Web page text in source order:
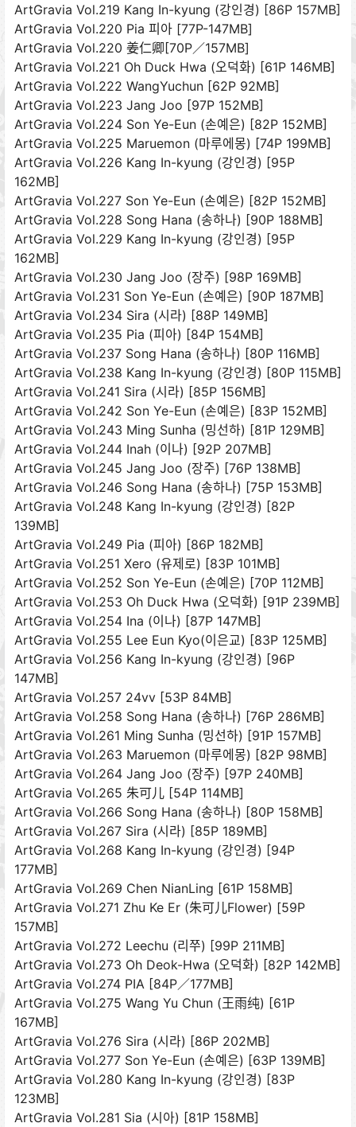
ArtGravia Vol.219 Kang In-kyung (강인경) [86P 157MB]
ArtGravia Vol.220 Pia 피아 [77P-147MB]
ArtGravia Vol.220 姜仁卿[70P／157MB]
ArtGravia Vol.221 Oh Duck Hwa (오덕화) [61P 146MB]
ArtGravia Vol.222 WangYuchun [62P 92MB]
ArtGravia Vol.223 Jang Joo [97P 152MB]
ArtGravia Vol.224 Son Ye-Eun (손예은) [82P 152MB]
ArtGravia Vol.225 Maruemon (마루에몽) [74P 199MB]
ArtGravia Vol.226 Kang In-kyung (강인경) [95P
162MB]
ArtGravia Vol.227 Son Ye-Eun (손예은) [82P 152MB]
ArtGravia Vol.228 Song Hana (송하나) [90P 188MB]
ArtGravia Vol.229 Kang In-kyung (강인경) [95P
162MB]
ArtGravia Vol.230 Jang Joo (장주) [98P 169MB]
ArtGravia Vol.231 Son Ye-Eun (손예은) [90P 187MB]
ArtGravia Vol.234 Sira (시라) [88P 149MB]
ArtGravia Vol.235 Pia (피아) [84P 154MB]
ArtGravia Vol.237 Song Hana (송하나) [80P 116MB]
ArtGravia Vol.238 Kang In-kyung (강인경) [80P 115MB]
ArtGravia Vol.241 Sira (시라) [85P 156MB]
ArtGravia Vol.242 Son Ye-Eun (손예은) [83P 152MB]
ArtGravia Vol.243 Ming Sunha (밍선하) [81P 129MB]
ArtGravia Vol.244 Inah (이나) [92P 207MB]
ArtGravia Vol.245 Jang Joo (장주) [76P 138MB]
ArtGravia Vol.246 Song Hana (송하나) [75P 153MB]
ArtGravia Vol.248 Kang In-kyung (강인경) [82P
139MB]
ArtGravia Vol.249 Pia (피아) [86P 182MB]
ArtGravia Vol.251 Xero (유제로) [83P 101MB]
ArtGravia Vol.252 Son Ye-Eun (손예은) [70P 112MB]
ArtGravia Vol.253 Oh Duck Hwa (오덕화) [91P 239MB]
ArtGravia Vol.254 Ina (이나) [87P 147MB]
ArtGravia Vol.255 Lee Eun Kyo(이은교) [83P 125MB]
ArtGravia Vol.256 Kang In-kyung (강인경) [96P
147MB]
ArtGravia Vol.257 24vv [53P 84MB]
ArtGravia Vol.258 Song Hana (송하나) [76P 286MB]
ArtGravia Vol.261 Ming Sunha (밍선하) [91P 157MB]
ArtGravia Vol.263 Maruemon (마루에몽) [82P 98MB]
ArtGravia Vol.264 Jang Joo (장주) [97P 240MB]
ArtGravia Vol.265 朱可儿 [54P 114MB]
ArtGravia Vol.266 Song Hana (송하나) [80P 158MB]
ArtGravia Vol.267 Sira (시라) [85P 189MB]
ArtGravia Vol.268 Kang In-kyung (강인경) [94P
177MB]
ArtGravia Vol.269 Chen NianLing [61P 158MB]
ArtGravia Vol.271 Zhu Ke Er (朱可儿Flower) [59P
157MB]
ArtGravia Vol.272 Leechu (리쭈) [99P 211MB]
ArtGravia Vol.273 Oh Deok-Hwa (오덕화) [82P 142MB]
ArtGravia Vol.274 PIA [84P／177MB]
ArtGravia Vol.275 Wang Yu Chun (王雨纯) [61P
167MB]
ArtGravia Vol.276 Sira (시라) [86P 202MB]
ArtGravia Vol.277 Son Ye-Eun (손예은) [63P 139MB]
ArtGravia Vol.280 Kang In-kyung (강인경) [83P
123MB]
ArtGravia Vol.281 Sia (시아) [81P 158MB]